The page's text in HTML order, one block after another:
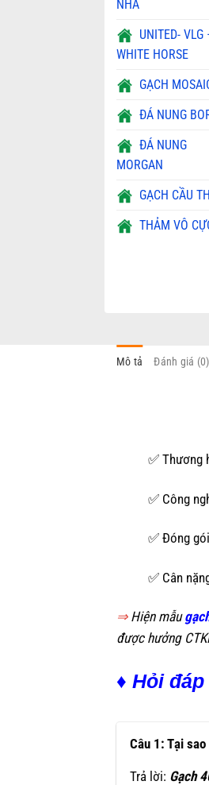
NHA
UNITED- VLG
WHITE HORSE
GẠCH
ĐÁ NUNG
ĐÁ NUNG
MORGAN
GẠCH CẦU
THẢM VÔ
Mô tả Đánh giá (0)
✅ Thương
✅ Công
✅ Đóng
✅ Cân
⇒Hiện mẫu
được hưởng
♦ Hỏi
Câu 1: Tại
Trả lời: Gạch